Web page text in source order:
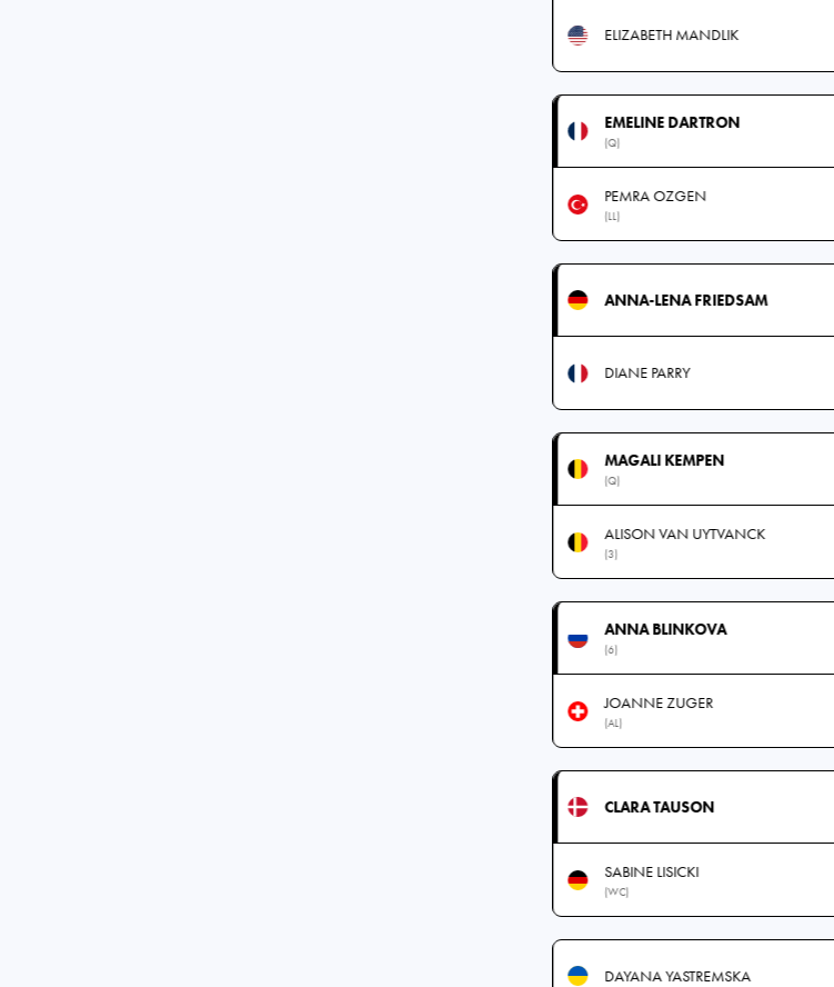
ELIZABETH MANDLIK
EMELINE DARTRON
(Q)
PEMRA OZGEN
(LL)
ANNA-LENA FRIEDSAM
DIANE PARRY
MAGALI KEMPEN
(Q)
ALISON VAN UYTVANCK
(3)
ANNA BLINKOVA
(6)
JOANNE ZUGER
(AL)
CLARA TAUSON
SABINE LISICKI
(WC)
DAYANA YASTREMSKA